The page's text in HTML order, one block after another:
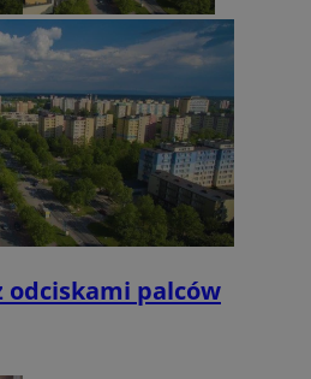
odciskami palców